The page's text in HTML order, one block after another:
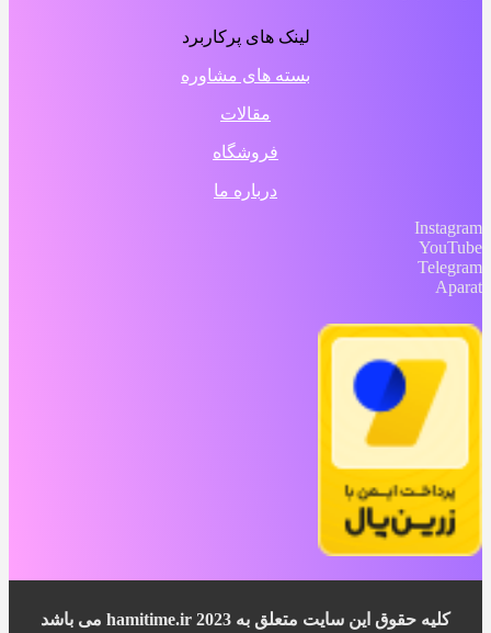
لینک های پرکاربرد
بسته های مشاوره
مقالات
فروشگاه
درباره ما
Instagram
YouTube
Telegram
Aparat
کلیه حقوق این سایت متعلق به 2023 hamitime.ir می باشد